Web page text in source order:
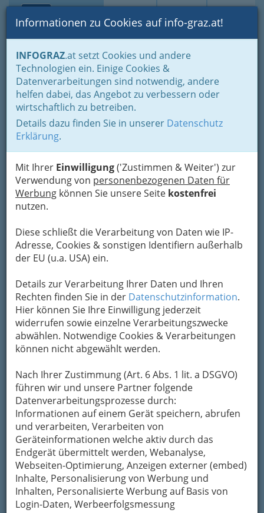
Suche Login Toggle
Informationen zu Cookies auf info-graz.at!
INFOGRAZ.at setzt Cookies und andere
Technologien ein. Einige Cookies &
Datenverarbeitungen sind notwendig, andere
helfen dabei, das Angebot zu verbessern oder
wirtschaftlich zu betreiben.
Details dazu finden Sie in unserer Datenschutz
Erklärung.
Mit Ihrer Einwilligung('Zustimmen & Weiter') zur
Verwendung von personenbezogenen Daten für
Werbung können Sie unsere Seite kostenfrei
nutzen.
Diese schließt die Verarbeitung von Daten wie IP-
Adresse, Cookies & sonstigen Identifiern außerhalb
der EU (u.a. USA) ein.
Details zur Verarbeitung Ihrer Daten und Ihren
Rechten finden Sie in der Datenschutzinformation.
Hier können Sie Ihre Einwilligung jederzeit
widerrufen sowie einzelne Verarbeitungszwecke
abwählen. Notwendige Cookies & Verarbeitungen
können nicht abgewählt werden.
Nach Ihrer Zustimmung (Art. 6 Abs. 1 lit. a DSGVO)
führen wir und unsere Partner folgende
Datenverarbeitungsprozesse durch:
Informationen auf einem Gerät speichern, abrufen
und verarbeiten, Verarbeiten von
Geräteinformationen welche aktiv durch das
Endgerät übermittelt werden, Webanalyse,
Webseiten-Optimierung, Anzeigen externer (embed)
Inhalte, Personalisierung von Werbung und
Inhalten, Personalisierte Werbung auf Basis von
Login-Daten, Werbeerfolgsmessung
Home Branchen Freizeit & Sport
Frau von heute
Jobs - Karriere - Weiterbildung
Jobs - Karriere -
Weiterbildung
Jobs - Karriere -
Weiterbildung -
warum werden
die Frauen nach
wie vor "verladen"
Ich frage mich, wo denn der Unterschied liegt
bei der religiösen Diskriminierung der Frau? Ist
es schlimmer die Frau als Katholik oder als
behandeln?
Stefan Wittlin
Ich kann die Stelle in der Bibel einfach nicht
finden, in derGott der Frau die
Gleichberechtigung abspricht.
Sarah Moore Grimké
Gleichstellung
Unter Gleichstellung
versteht man die
Maßnahmen der
Angleichung der
Lebenssituation von im
Prinzip als gleichwertig
zu behandelnden Bevölkerungsgruppen (wie
Frau und Mann), unter Gleichbehandlung die
Maßnahmen zur Angleichung der